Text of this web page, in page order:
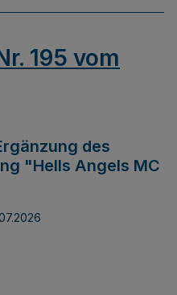
195 vom
des
"Hells Angels MC